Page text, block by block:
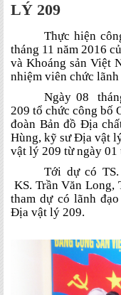
LÝ 209
Thực hiện
tháng 11 năm 2016
và Khoáng sản Việt
nhiệm viên chức
Ngày 08
209 tổ chức công bố
đoàn Bản đồ Địa
Hùng, kỹ sư Địa vật
vật lý 209 từ ngày 01
Tới dự có
KS. Trần Văn Long,
tham dự có lãnh
Địa vật lý 209.